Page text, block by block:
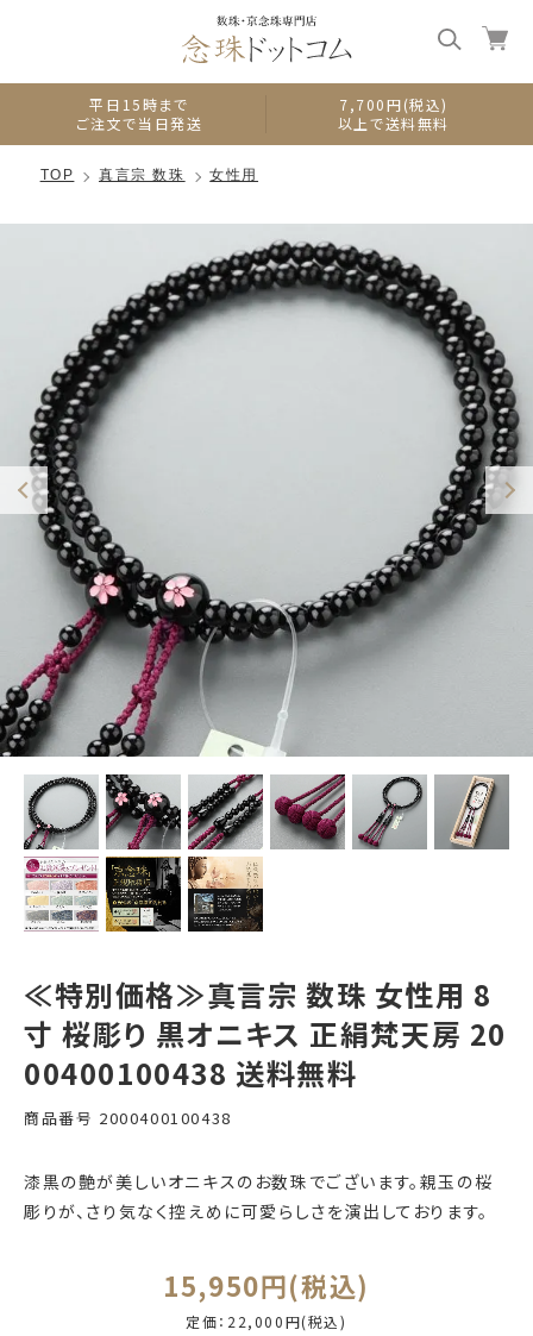
平日15時まで
ご注文で当日発送
7,700円(税込)
以上で送料無料
TOP 真言宗 数珠 女性用
≪特別価格≫真言宗 数珠 女性用 8
寸 桜彫り 黒オニキス 正絹梵天房 20
00400100438 送料無料
商品番号 2000400100438
漆黒の艶が美しいオニキスのお数珠でございます。親玉の桜
彫りが、さり気なく控えめに可愛らしさを演出しております。
15,950円(税込)
定価：22,000円(税込)